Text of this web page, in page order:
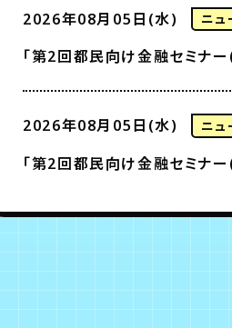
2026年08月05日(水) ニュ
「第2回都民向け金融セミナ
2026年08月05日(水) ニュ
「第2回都民向け金融セミナ